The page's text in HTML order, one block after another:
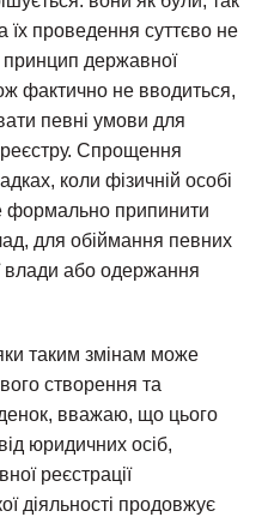
їх проведення суттєво не
державної
фактично не вводиться,
певні умови для
Спрощення
коли фізичній особі
формально припинити
для обіймання певних
влади або одержання
таким змінам може
створення та
вважаю, що цього
юридичних осіб,
реєстрації
діяльності продовжує